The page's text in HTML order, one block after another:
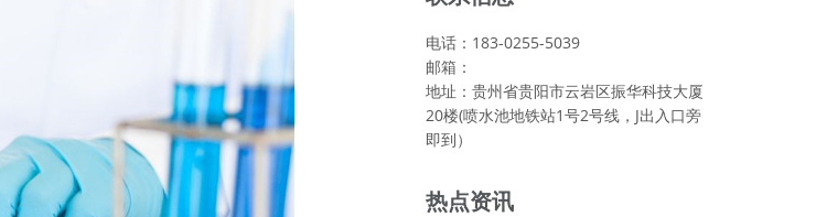
电话：183-0255-5039
邮箱：
地址：贵州省贵阳市云岩区振华科技大厦
20楼(喷水池地铁站1号2号线，J出入口旁
即到）
热点资讯